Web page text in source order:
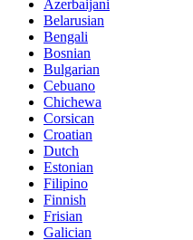
Azerbaijani
Belarusian
Bengali
Bosnian
Bulgarian
Cebuano
Chichewa
Corsican
Croatian
Dutch
Estonian
Filipino
Finnish
Frisian
Galician